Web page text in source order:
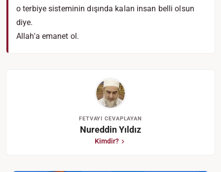
o terbiye sisteminin dışında kalan insan belli olsun
diye.
Allah'a emanet ol.
FETVAYI CEVAPLAYAN
Nureddin Yıldız
Kimdir?